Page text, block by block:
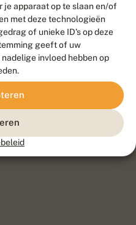
je apparaat op te slaan en/of
met deze technologieën
of unieke ID's op deze
geeft of uw
invloed hebben op
Go2People
, ontworpen door
Agency